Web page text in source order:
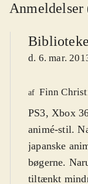
Anmeldelser
d. 6. mar.
af Finn
PS3, Xbox
animé-stil.
japanske
bøgerne.
tiltænkt